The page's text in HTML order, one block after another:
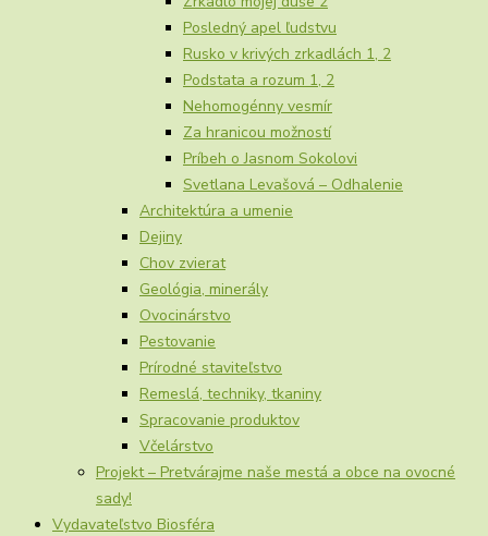
Posledný apel ľudstvu
Rusko v krivých zrkadlách 1, 2
Podstata a rozum 1, 2
Nehomogénny vesmír
Za hranicou možností
Príbeh o Jasnom Sokolovi
Svetlana Levašová – Odhalenie
Architektúra a umenie
Dejiny
Chov zvierat
Geológia, minerály
Ovocinárstvo
Pestovanie
Prírodné staviteľstvo
Remeslá, techniky, tkaniny
Spracovanie produktov
Včelárstvo
Projekt – Pretvárajme naše mestá a obce na ovocné
sady!
Vydavateľstvo Biosféra